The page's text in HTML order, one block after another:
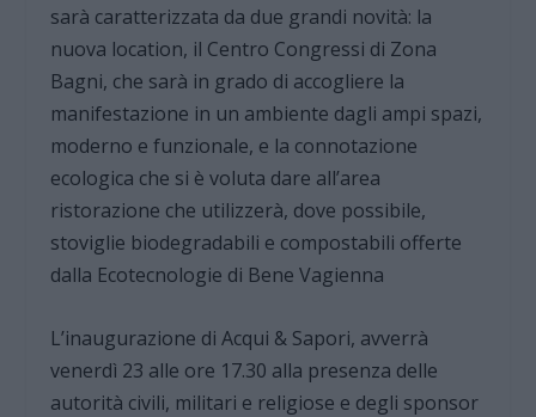
sarà caratterizzata da due grandi novità: la
nuova location, il Centro Congressi di Zona
Bagni, che sarà in grado di accogliere la
manifestazione in un ambiente dagli ampi spazi,
moderno e funzionale, e la connotazione
ecologica che si è voluta dare all’area
ristorazione che utilizzerà, dove possibile,
stoviglie biodegradabili e compostabili offerte
dalla Ecotecnologie di Bene Vagienna
L’inaugurazione di Acqui & Sapori, avverrà
venerdì 23 alle ore 17.30 alla presenza delle
autorità civili, militari e religiose e degli sponsor